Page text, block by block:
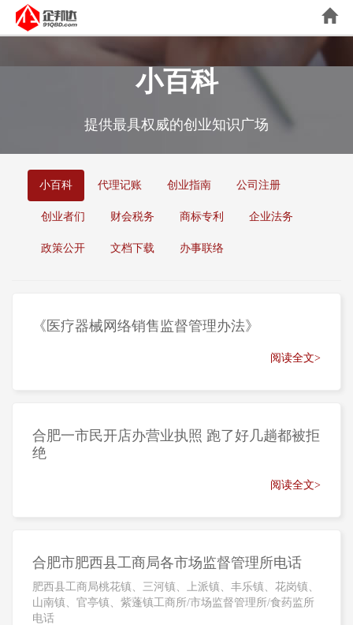
小百科
提供最具权威的创业知识广场
小百科 代理记账 创业指南 公司注册
创业者们 财会税务 商标专利 企业法务
政策公开 文档下载 办事联络
《医疗器械网络销售监督管理办法》
阅读全文>
合肥一市民开店办营业执照 跑了好几趟都被拒
绝
阅读全文>
合肥市肥西县工商局各市场监督管理所电话
肥西县工商局桃花镇、三河镇、上派镇、丰乐镇、花岗镇、
山南镇、官亭镇、紫蓬镇工商所/市场监督管理所/食药监所
电话